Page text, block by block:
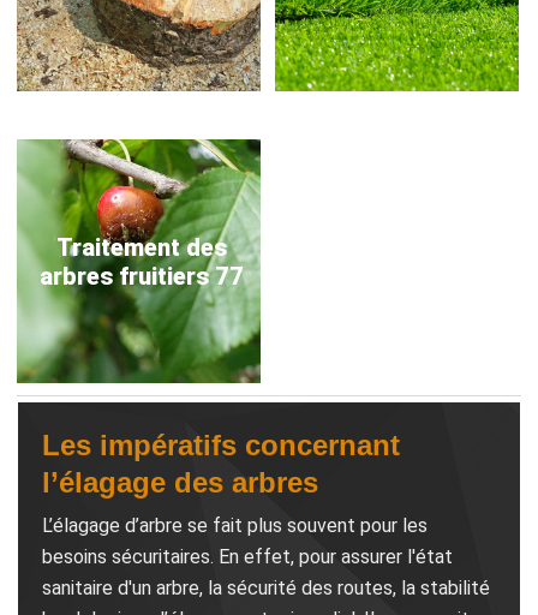
Traitement des
arbres fruitiers 77
Les impératifs concernant
l’élagage des arbres
L’élagage d’arbre se fait plus souvent pour les
besoins sécuritaires. En effet, pour assurer l'état
sanitaire d'un arbre, la sécurité des routes, la stabilité